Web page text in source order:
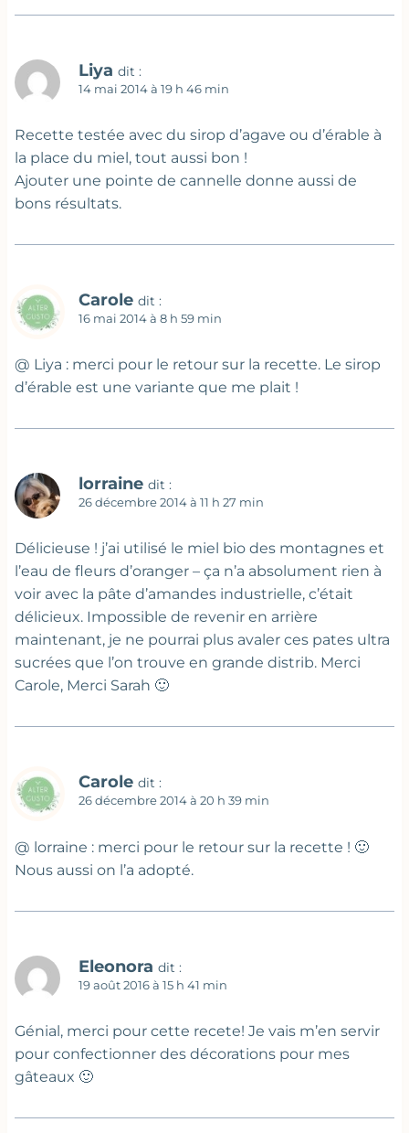
Liya dit :
14 mai 2014 à 19 h 46 min
Recette testée avec du sirop d’agave ou d’érable à
la place du miel, tout aussi bon !
Ajouter une pointe de cannelle donne aussi de
bons résultats.
Carole dit :
16 mai 2014 à 8 h 59 min
@ Liya : merci pour le retour sur la recette. Le sirop
d’érable est une variante que me plait !
lorraine dit :
26 décembre 2014 à 11 h 27 min
Délicieuse ! j’ai utilisé le miel bio des montagnes et
l’eau de fleurs d’oranger – ça n’a absolument rien à
voir avec la pâte d’amandes industrielle, c’était
délicieux. Impossible de revenir en arrière
maintenant, je ne pourrai plus avaler ces pates ultra
sucrées que l’on trouve en grande distrib. Merci
Carole, Merci Sarah 🙂
Carole dit :
26 décembre 2014 à 20 h 39 min
@ lorraine : merci pour le retour sur la recette ! 🙂
Nous aussi on l’a adopté.
Eleonora dit :
19 août 2016 à 15 h 41 min
Génial, merci pour cette recete! Je vais m’en servir
pour confectionner des décorations pour mes
gâteaux 🙂